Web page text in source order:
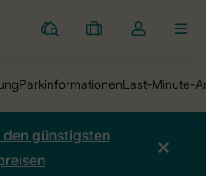
Ferienparks
Meine
Dropdown-
öffnen
günstigsten